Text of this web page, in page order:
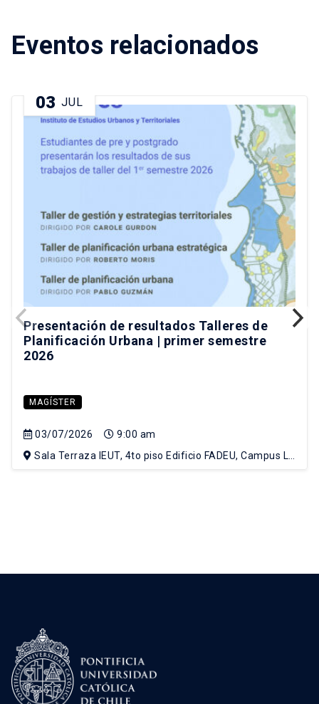
Eventos relacionados
03 JUL
Presentación de resultados Talleres de
Planificación Urbana | primer semestre
2026
MAGÍSTER
03/07/2026
9:00 am
Sala Terraza IEUT, 4to piso Edificio FADEU, Campus Lo